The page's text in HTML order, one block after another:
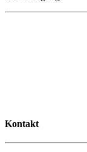
Kontakt